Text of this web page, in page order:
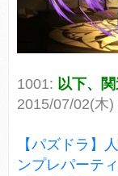
1001: 以下、
2015/07/02(木
【パズドラ】
ンプレパーテ